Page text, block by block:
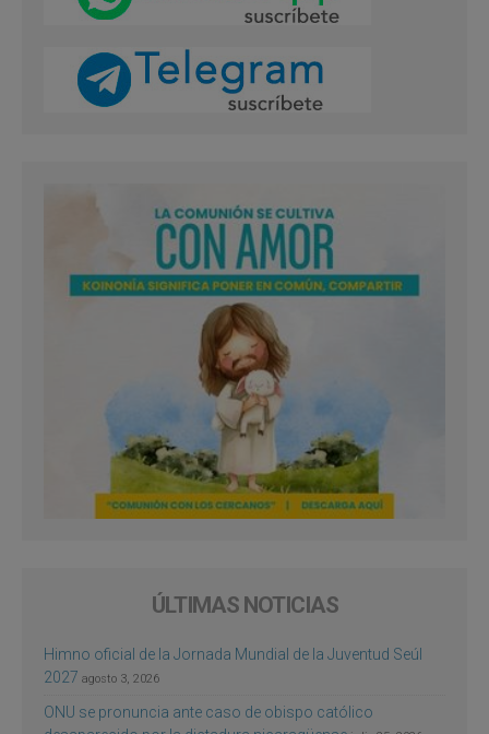
ÚLTIMAS NOTICIAS
Himno oficial de la Jornada Mundial de la Juventud Seúl
2027 agosto 3, 2026
ONU se pronuncia ante caso de obispo católico